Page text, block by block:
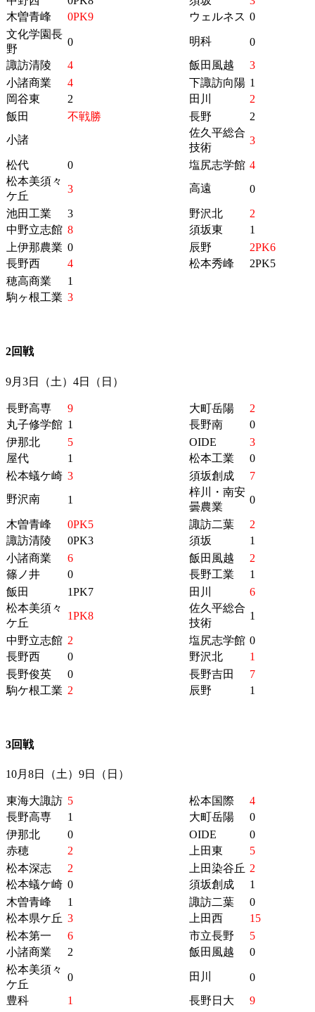
木曽青峰
0PK9 ウェルネス 0
文化学園長
野
0 明科
0
諏訪清陵
4 飯田風越
3
小諸商業
4 下諏訪向陽 1
岡谷東
2 田川
2
飯田
不戦勝 長野
2
小諸
佐久平総合
技術
3
松代 0 塩尻志学館 4
松本美須々
ケ丘
3 高遠 0
池田工業 3 野沢北
2
中野立志館 8 須坂東
1
上伊那農業 0 辰野
2PK6
長野西
4 松本秀峰
2PK5
穂高商業
1
駒ヶ根工業 3
2回戦
9月3日（土）4日（日）
長野高専 9 大町岳陽
2
丸子修学館 1 長野南
0
伊那北
5 OIDE
3
屋代
1 松本工業
0
松本蟻ケ崎 3 須坂創成
7
野沢南
1
梓川・南安
曇農業
0
木曽青峰 0PK5 諏訪二葉
2
諏訪清陵
0PK3 須坂
1
小諸商業
6 飯田風越
2
篠ノ井
0 長野工業
1
飯田
1PK7 田川
6
松本美須々
ケ丘
1PK8
佐久平総合
技術
1
中野立志館 2 塩尻志学館 0
長野西
0 野沢北
1
長野俊英
0 長野吉田
7
駒ケ根工業 2 辰野 1
3回戦
10月8日（土）9日（日）
東海大諏訪 5 松本国際
4
長野高専
1 大町岳陽
0
伊那北
0 OIDE
0
赤穂
2 上田東
5
松本深志
2 上田染谷丘 2
松本蟻ケ崎 0 須坂創成
1
木曽青峰
1 諏訪二葉
0
松本県ケ丘 3 上田西
15
松本第一
6 市立長野
5
小諸商業
2 飯田風越
0
松本美須々
ケ丘
0 田川
0
豊科
1 長野日大 9